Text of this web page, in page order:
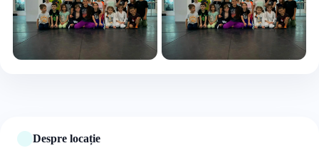
Despre locație